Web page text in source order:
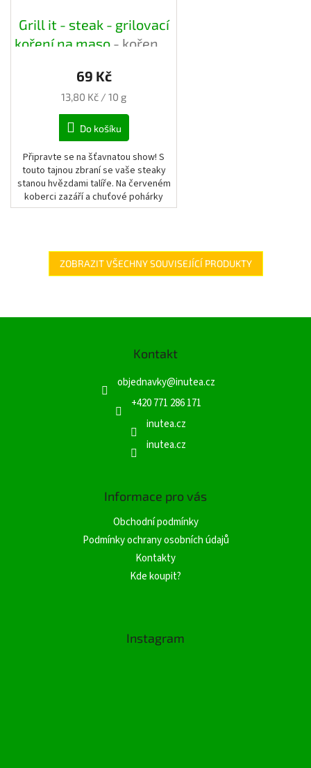
Grill it - steak - grilovací
koření na maso - kořenka
69 Kč
Měrná
13,80 Kč / 10 g
Do košíku
Připravte se na šťavnatou show! S
touto tajnou zbraní se vaše steaky
stanou hvězdami talíře. Na červeném
koberci zazáří a chuťové pohárky
dostanete do varu!
ZOBRAZIT VŠECHNY SOUVISEJÍCÍ PRODUKTY
Kontakt
objednavky@inutea.cz
+420 771 286 171
inutea.cz
inutea.cz
Informace pro vás
Obchodní podmínky
Podmínky ochrany osobních údajů
Kontakty
Kde koupit?
Instagram